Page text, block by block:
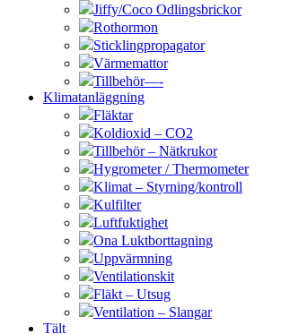
Jiffy/Coco Odlingsbrickor
Rothormon
Sticklingpropagator
Värmemattor
Tillbehör—-
Klimatanläggning
Fläktar
Koldioxid – CO2
Tillbehör – Nätkrukor
Hygrometer / Thermometer
Klimat – Styrning/kontroll
Kulfilter
Luftfuktighet
Ona Luktborttagning
Uppvärmning
Ventilationskit
Fläkt – Utsug
Ventilation – Slangar
Tält